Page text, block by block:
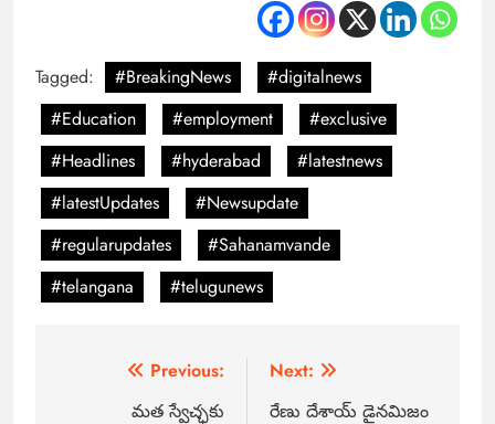
Tagged: #BreakingNews
#digitalnews
#Education
#employment
#exclusive
#Headlines
#hyderabad
#latestnews
#latestUpdates
#Newsupdate
#regularupdates
#Sahanamvande
#telangana
#telugunews
Previous:
మత స్వేచ్ఛకు
Next:
రేణు దేశాయ్ డైనమిజం